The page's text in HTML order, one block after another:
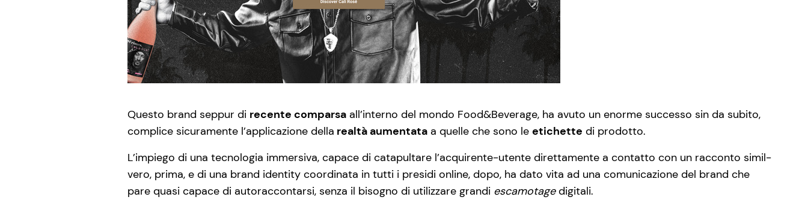
Questo brand seppur di recente comparsa all’interno del mondo Food&Beverage, ha avuto un enorme successo sin da subito,
complice sicuramente l’applicazione della realtà aumentata a quelle che sono le etichette di prodotto.
L’impiego di una tecnologia immersiva, capace di catapultare l’acquirente-utente direttamente a contatto con un racconto simil-
vero, prima, e di una brand identity coordinata in tutti i presidi online, dopo, ha dato vita ad una comunicazione del brand che
pare quasi capace di autoraccontarsi, senza il bisogno di utilizzare grandi escamotagedigitali.